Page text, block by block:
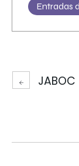
Entradas
JABOC